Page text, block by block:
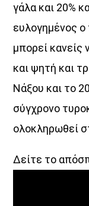
γάλα και 20%
ευλογημένος
μπορεί κανείς
και ψητή και
Νάξου και το
σύγχρονο
ολοκληρωθεί
Δείτε το